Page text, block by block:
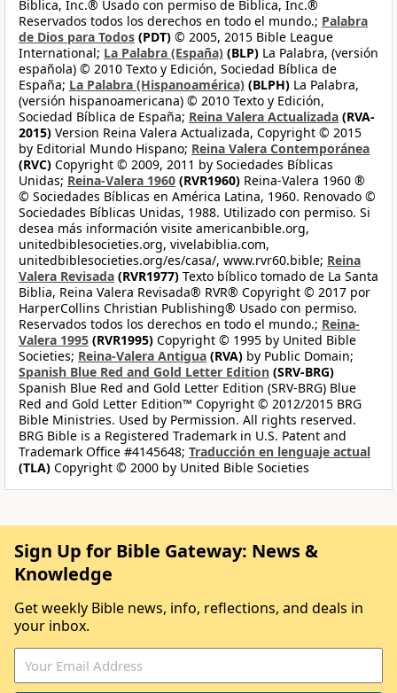
Biblica, Inc.® Usado con permiso de Biblica, Inc.®
Reservados todos los derechos en todo el mundo.; Palabra
de Dios para Todos (PDT) © 2005, 2015 Bible League
International; La Palabra (España) (BLP) La Palabra, (versión
española) © 2010 Texto y Edición, Sociedad Bíblica de
España; La Palabra (Hispanoamérica) (BLPH) La Palabra,
(versión hispanoamericana) © 2010 Texto y Edición,
Sociedad Bíblica de España; Reina Valera Actualizada (RVA-
2015) Version Reina Valera Actualizada, Copyright © 2015
by Editorial Mundo Hispano; Reina Valera Contemporánea
(RVC) Copyright © 2009, 2011 by Sociedades Bíblicas
Unidas; Reina-Valera 1960 (RVR1960) Reina-Valera 1960 ®
© Sociedades Bíblicas en América Latina, 1960. Renovado ©
Sociedades Bíblicas Unidas, 1988. Utilizado con permiso. Si
desea más información visite americanbible.org,
unitedbiblesocieties.org, vivelabiblia.com,
unitedbiblesocieties.org/es/casa/, www.rvr60.bible; Reina
Valera Revisada (RVR1977) Texto bíblico tomado de La Santa
Biblia, Reina Valera Revisada® RVR® Copyright © 2017 por
HarperCollins Christian Publishing® Usado con permiso.
Reservados todos los derechos en todo el mundo.; Reina-
Valera 1995 (RVR1995) Copyright © 1995 by United Bible
Societies; Reina-Valera Antigua (RVA) by Public Domain;
Spanish Blue Red and Gold Letter Edition (SRV-BRG)
Spanish Blue Red and Gold Letter Edition (SRV-BRG) Blue
Red and Gold Letter Edition™ Copyright © 2012/2015 BRG
Bible Ministries. Used by Permission. All rights reserved.
BRG Bible is a Registered Trademark in U.S. Patent and
Trademark Office #4145648; Traducción en lenguaje actual
(TLA) Copyright © 2000 by United Bible Societies
Sign Up for Bible Gateway: News &
Knowledge
Get weekly Bible news, info, reflections, and deals in
your inbox.